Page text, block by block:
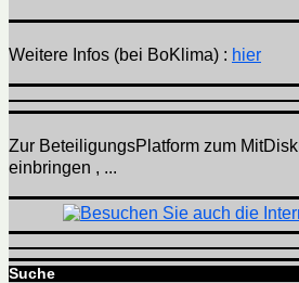
Weitere Infos (bei BoKlima) : hier
Zur BeteiligungsPlatform zum
einbringen , ...
Suche